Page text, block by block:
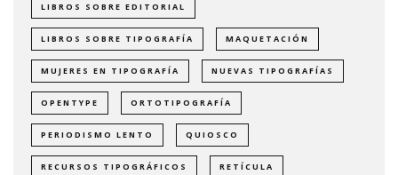
LIBROS SOBRE EDITORIAL
LIBROS SOBRE TIPOGRAFÍA MAQUETACIÓN
MUJERES EN TIPOGRAFÍA NUEVAS TIPOGRAFÍAS
OPENTYPE ORTOTIPOGRAFÍA
PERIODISMO LENTO QUIOSCO
RECURSOS TIPOGRÁFICOS RETÍCULA